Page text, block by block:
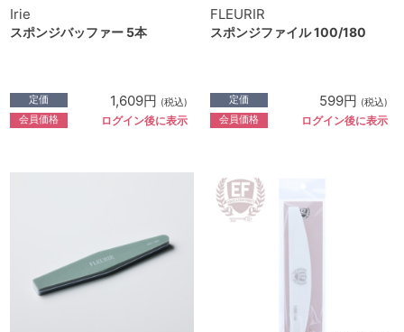
Irie
スポンジバッファー 5本
定価 1,609円 (税込)
会員価格 ログイン後に表示
FLEURIR
スポンジファイル 100/180
定価 599円 (税込)
会員価格 ログイン後に表示